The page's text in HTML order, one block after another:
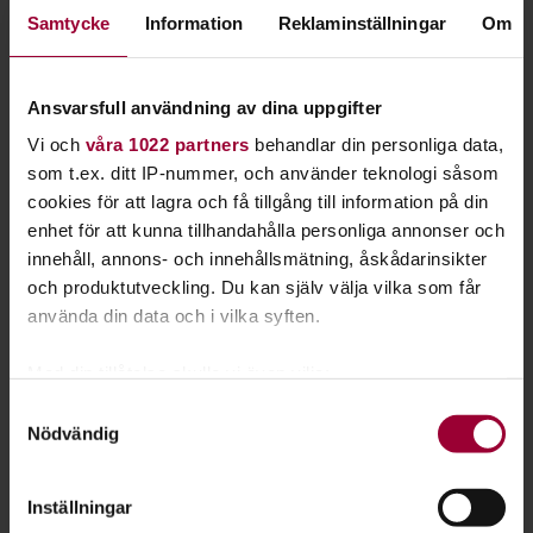
Samtycke Information Reklaminställningar Om
Ansvarsfull användning av dina uppgifter
Vi och våra 1022 partners behandlar din personliga data,
som t.ex. ditt IP-nummer, och använder teknologi såsom
cookies för att lagra och få tillgång till information på din
enhet för att kunna tillhandahålla personliga annonser och
innehåll, annons- och innehållsmätning, åskådarinsikter
och produktutveckling. Du kan själv välja vilka som får
använda din data och i vilka syften.
som kan ha en noggrannhet på upp till flera meter
Ta reda på mer om hur dina personliga uppgifter
Nödvändig
Inställningar
Kontakt
Åsa Holmgren
Skicka e-post
0950-40 24 60